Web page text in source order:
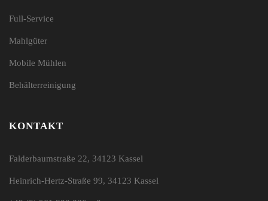
Full-Service
Mahlgüter
Mobile Mühlen
Behälterreinigung
KONTAKT
Falderbaumstraße 22, 34123 Kassel
Heinrich-Hertz-Straße 99, 34123 Kassel